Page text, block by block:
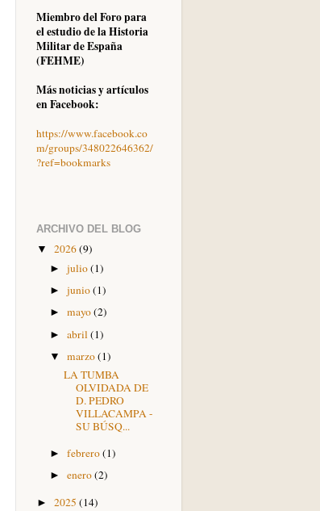
Miembro del Foro para
el estudio de la Historia
Militar de España
(FEHME)
Más noticias y artículos
en Facebook:
https://www.facebook.co
m/groups/348022646362/
?ref=bookmarks
ARCHIVO DEL BLOG
▼ 2026(9)
►julio(1)
►junio(1)
►mayo(2)
►abril(1)
▼marzo(1)
LA TUMBA
OLVIDADA DE
D. PEDRO
VILLACAMPA -
SU BÚSQ...
►febrero(1)
►enero(2)
► 2025 (14)